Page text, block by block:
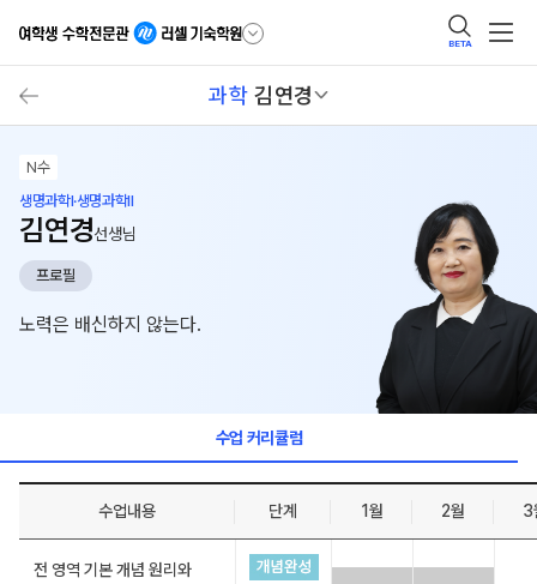
BETA
과학 김연경
N수
생명과학I·생명과학II
김연경선생님
프로필
노력은 배신하지 않는다.
수업 커리큘럼
수업내용 단계 1월 2월 3
전 영역 기본 개념 원리와